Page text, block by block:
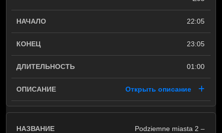
22:05
23:05
01:00
Открыть описание
Podziemne miasta 2 –